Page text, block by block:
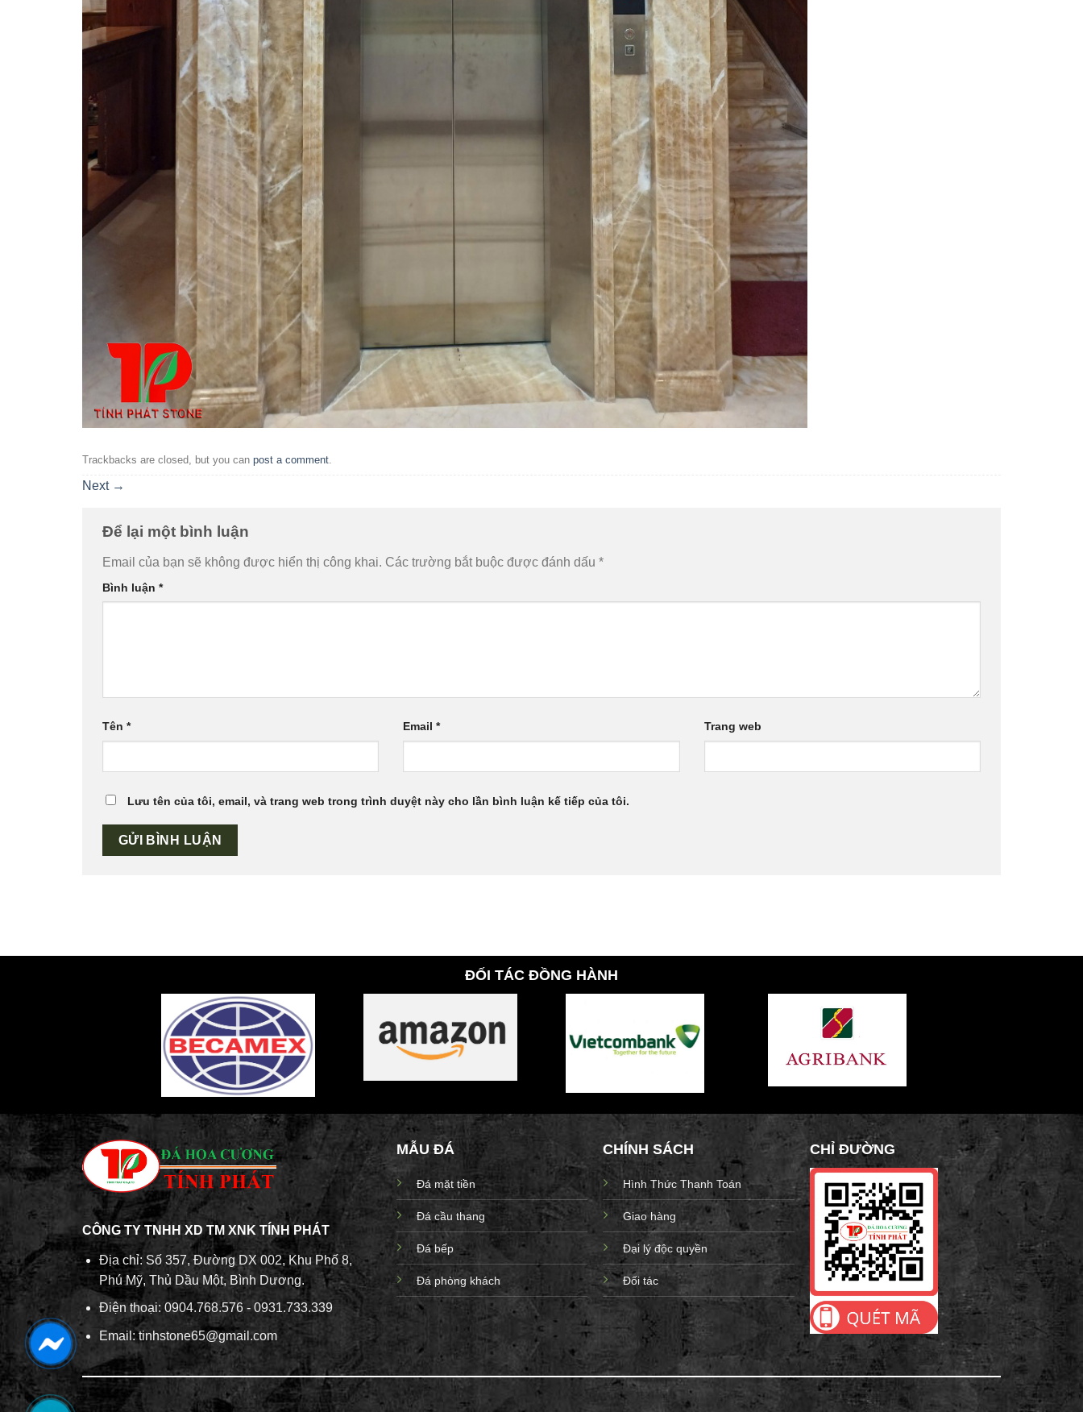
Trackbacks are closed, but you can post a comment.
Next →
Để lại một bình luận
Email của bạn sẽ không được hiển thị công khai. Các trường bắt buộc được đánh dấu *
Bình luận *
Tên * Email* Trang web
Lưu tên của tôi, email, và trang web trong trình duyệt này cho lần bình luận kế tiếp của tôi.
ĐỐI TÁC ĐỒNG HÀNH
CÔNG TY TNHH XD TM XNK TÍNH PHÁT
Địa chỉ: Số 357, Đường DX 002, Khu Phố 8,
Phú Mỹ, Thủ Dầu Một, Bình Dương.
Điện thoại: 0904.768.576 - 0931.733.339
Email: tinhstone65@gmail.com
MẪU ĐÁ
Đá mặt tiền
Đá cầu thang
Đá bếp
Đá phòng khách
CHÍNH SÁCH
Hình Thức Thanh Toán
Giao hàng
Đại lý độc quyền
Đối tác
CHỈ ĐƯỜNG